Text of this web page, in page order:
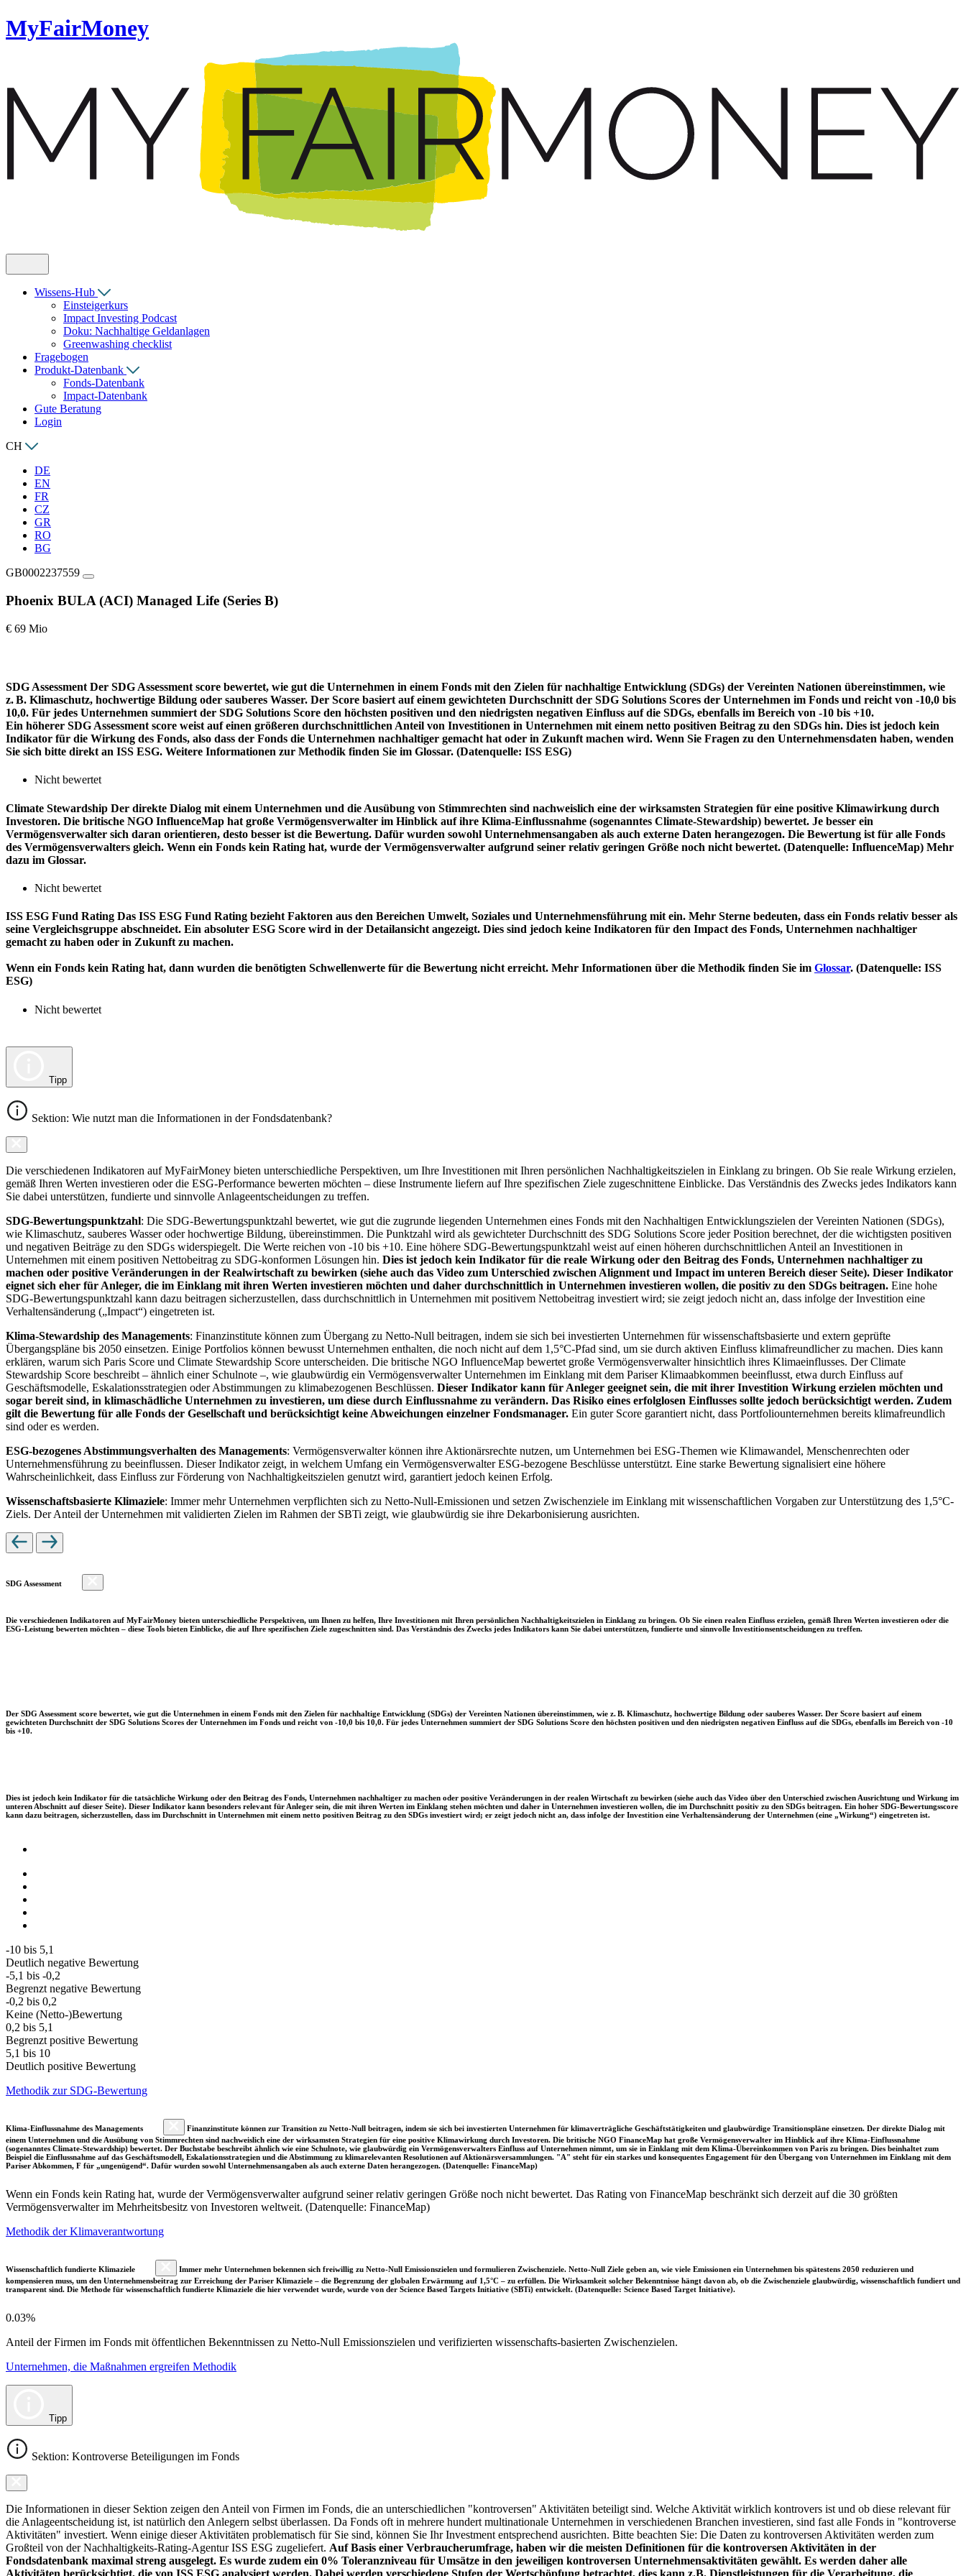
MyFairMoney
Wissens-Hub
Einsteigerkurs
Impact Investing Podcast
Doku: Nachhaltige Geldanlagen
Greenwashing checklist
Fragebogen
Produkt-Datenbank
Fonds-Datenbank
Impact-Datenbank
Gute Beratung
Login
CH
DE
EN
FR
CZ
GR
RO
BG
GB0002237559
Phoenix BULA (ACI) Managed Life (Series B)
€ 69 Mio
SDG Assessment Der SDG Assessment score bewertet, wie gut die Unternehmen in einem Fonds mit den Zielen für nachhaltige Entwicklung (SDGs) der Vereinten Nationen übereinstimmen, wie
z. B. Klimaschutz, hochwertige Bildung oder sauberes Wasser. Der Score basiert auf einem gewichteten Durchschnitt der SDG Solutions Scores der Unternehmen im Fonds und reicht von -10,0 bis
10,0. Für jedes Unternehmen summiert der SDG Solutions Score den höchsten positiven und den niedrigsten negativen Einfluss auf die SDGs, ebenfalls im Bereich von -10 bis +10.
Ein höherer SDG Assessment score weist auf einen größeren durchschnittlichen Anteil von Investitionen in Unternehmen mit einem netto positiven Beitrag zu den SDGs hin. Dies ist jedoch kein
Indikator für die Wirkung des Fonds, also dass der Fonds die Unternehmen nachhaltiger gemacht hat oder in Zukunft machen wird. Wenn Sie Fragen zu den Unternehmensdaten haben, wenden
Sie sich bitte direkt an ISS ESG. Weitere Informationen zur Methodik finden Sie im Glossar. (Datenquelle: ISS ESG)
Nicht bewertet
Climate Stewardship Der direkte Dialog mit einem Unternehmen und die Ausübung von Stimmrechten sind nachweislich eine der wirksamsten Strategien für eine positive Klimawirkung durch
Investoren. Die britische NGO InfluenceMap hat große Vermögensverwalter im Hinblick auf ihre Klima-Einflussnahme (sogenanntes Climate-Stewardship) bewertet. Je besser ein
Vermögensverwalter sich daran orientieren, desto besser ist die Bewertung. Dafür wurden sowohl Unternehmensangaben als auch externe Daten herangezogen. Die Bewertung ist für alle Fonds
des Vermögensverwalters gleich. Wenn ein Fonds kein Rating hat, wurde der Vermögensverwalter aufgrund seiner relativ geringen Größe noch nicht bewertet. (Datenquelle: InfluenceMap) Mehr
dazu im Glossar.
Nicht bewertet
ISS ESG Fund Rating Das ISS ESG Fund Rating bezieht Faktoren aus den Bereichen Umwelt, Soziales und Unternehmensführung mit ein. Mehr Sterne bedeuten, dass ein Fonds relativ besser als
seine Vergleichsgruppe abschneidet. Ein absoluter ESG Score wird in der Detailansicht angezeigt. Dies sind jedoch keine Indikatoren für den Impact des Fonds, Unternehmen nachhaltiger
gemacht zu haben oder in Zukunft zu machen.
Wenn ein Fonds kein Rating hat, dann wurden die benötigten Schwellenwerte für die Bewertung nicht erreicht. Mehr Informationen über die Methodik finden Sie im Glossar. (Datenquelle: ISS
ESG)
Nicht bewertet
Tipp
Sektion: Wie nutzt man die Informationen in der Fondsdatenbank?
Die verschiedenen Indikatoren auf MyFairMoney bieten unterschiedliche Perspektiven, um Ihre Investitionen mit Ihren persönlichen Nachhaltigkeitszielen in Einklang zu bringen. Ob Sie reale Wirkung erzielen,
gemäß Ihren Werten investieren oder die ESG-Performance bewerten möchten – diese Instrumente liefern auf Ihre spezifischen Ziele zugeschnittene Einblicke. Das Verständnis des Zwecks jedes Indikators kann
Sie dabei unterstützen, fundierte und sinnvolle Anlageentscheidungen zu treffen.
SDG-Bewertungspunktzahl: Die SDG-Bewertungspunktzahl bewertet, wie gut die zugrunde liegenden Unternehmen eines Fonds mit den Nachhaltigen Entwicklungszielen der Vereinten Nationen (SDGs),
wie Klimaschutz, sauberes Wasser oder hochwertige Bildung, übereinstimmen. Die Punktzahl wird als gewichteter Durchschnitt des SDG Solutions Score jeder Position berechnet, der die wichtigsten positiven
und negativen Beiträge zu den SDGs widerspiegelt. Die Werte reichen von -10 bis +10. Eine höhere SDG-Bewertungspunktzahl weist auf einen höheren durchschnittlichen Anteil an Investitionen in
Unternehmen mit einem positiven Nettobeitrag zu SDG-konformen Lösungen hin. Dies ist jedoch kein Indikator für die reale Wirkung oder den Beitrag des Fonds, Unternehmen nachhaltiger zu
machen oder positive Veränderungen in der Realwirtschaft zu bewirken (siehe auch das Video zum Unterschied zwischen Alignment und Impact im unteren Bereich dieser Seite). Dieser Indikator
eignet sich eher für Anleger, die im Einklang mit ihren Werten investieren möchten und daher durchschnittlich in Unternehmen investieren wollen, die positiv zu den SDGs beitragen. Eine hohe
SDG-Bewertungspunktzahl kann dazu beitragen sicherzustellen, dass durchschnittlich in Unternehmen mit positivem Nettobeitrag investiert wird; sie zeigt jedoch nicht an, dass infolge der Investition eine
Verhaltensänderung („Impact“) eingetreten ist.
Klima-Stewardship des Managements: Finanzinstitute können zum Übergang zu Netto-Null beitragen, indem sie sich bei investierten Unternehmen für wissenschaftsbasierte und extern geprüfte
Übergangspläne bis 2050 einsetzen. Einige Portfolios können bewusst Unternehmen enthalten, die noch nicht auf dem 1,5°C-Pfad sind, um sie durch aktiven Einfluss klimafreundlicher zu machen. Dies kann
erklären, warum sich Paris Score und Climate Stewardship Score unterscheiden. Die britische NGO InfluenceMap bewertet große Vermögensverwalter hinsichtlich ihres Klimaeinflusses. Der Climate
Stewardship Score beschreibt – ähnlich einer Schulnote –, wie glaubwürdig ein Vermögensverwalter Unternehmen im Einklang mit dem Pariser Klimaabkommen beeinflusst, etwa durch Einfluss auf
Geschäftsmodelle, Eskalationsstrategien oder Abstimmungen zu klimabezogenen Beschlüssen. Dieser Indikator kann für Anleger geeignet sein, die mit ihrer Investition Wirkung erzielen möchten und
sogar bereit sind, in klimaschädliche Unternehmen zu investieren, um diese durch Einflussnahme zu verändern. Das Risiko eines erfolglosen Einflusses sollte jedoch berücksichtigt werden. Zudem
gilt die Bewertung für alle Fonds der Gesellschaft und berücksichtigt keine Abweichungen einzelner Fondsmanager. Ein guter Score garantiert nicht, dass Portfoliounternehmen bereits klimafreundlich
sind oder es werden.
ESG-bezogenes Abstimmungsverhalten des Managements: Vermögensverwalter können ihre Aktionärsrechte nutzen, um Unternehmen bei ESG-Themen wie Klimawandel, Menschenrechten oder
Unternehmensführung zu beeinflussen. Dieser Indikator zeigt, in welchem Umfang ein Vermögensverwalter ESG-bezogene Beschlüsse unterstützt. Eine starke Bewertung signalisiert eine höhere
Wahrscheinlichkeit, dass Einfluss zur Förderung von Nachhaltigkeitszielen genutzt wird, garantiert jedoch keinen Erfolg.
Wissenschaftsbasierte Klimaziele: Immer mehr Unternehmen verpflichten sich zu Netto-Null-Emissionen und setzen Zwischenziele im Einklang mit wissenschaftlichen Vorgaben zur Unterstützung des 1,5°C-
Ziels. Der Anteil der Unternehmen mit validierten Zielen im Rahmen der SBTi zeigt, wie glaubwürdig sie ihre Dekarbonisierung ausrichten.
SDG Assessment
Die verschiedenen Indikatoren auf MyFairMoney bieten unterschiedliche Perspektiven, um Ihnen zu helfen, Ihre Investitionen mit Ihren persönlichen Nachhaltigkeitszielen in Einklang zu bringen. Ob Sie einen realen Einfluss erzielen, gemäß Ihren Werten investieren oder die
ESG-Leistung bewerten möchten – diese Tools bieten Einblicke, die auf Ihre spezifischen Ziele zugeschnitten sind. Das Verständnis des Zwecks jedes Indikators kann Sie dabei unterstützen, fundierte und sinnvolle Investitionsentscheidungen zu treffen.
Der SDG Assessment score bewertet, wie gut die Unternehmen in einem Fonds mit den Zielen für nachhaltige Entwicklung (SDGs) der Vereinten Nationen übereinstimmen, wie z. B. Klimaschutz, hochwertige Bildung oder sauberes Wasser. Der Score basiert auf einem
gewichteten Durchschnitt der SDG Solutions Scores der Unternehmen im Fonds und reicht von -10,0 bis 10,0. Für jedes Unternehmen summiert der SDG Solutions Score den höchsten positiven und den niedrigsten negativen Einfluss auf die SDGs, ebenfalls im Bereich von -10
bis +10.
Dies ist jedoch kein Indikator für die tatsächliche Wirkung oder den Beitrag des Fonds, Unternehmen nachhaltiger zu machen oder positive Veränderungen in der realen Wirtschaft zu bewirken (siehe auch das Video über den Unterschied zwischen Ausrichtung und Wirkung im
unteren Abschnitt auf dieser Seite). Dieser Indikator kann besonders relevant für Anleger sein, die mit ihren Werten im Einklang stehen möchten und daher in Unternehmen investieren wollen, die im Durchschnitt positiv zu den SDGs beitragen. Ein hoher SDG-Bewertungsscore
kann dazu beitragen, sicherzustellen, dass im Durchschnitt in Unternehmen mit einem netto positiven Beitrag zu den SDGs investiert wird; er zeigt jedoch nicht an, dass infolge der Investition eine Verhaltensänderung der Unternehmen (eine „Wirkung“) eingetreten ist.
-10 bis 5,1
Deutlich negative Bewertung
-5,1 bis -0,2
Begrenzt negative Bewertung
-0,2 bis 0,2
Keine (Netto-)Bewertung
0,2 bis 5,1
Begrenzt positive Bewertung
5,1 bis 10
Deutlich positive Bewertung
Methodik zur SDG-Bewertung
Klima-Einflussnahme des Managements
Finanzinstitute können zur Transition zu Netto-Null beitragen, indem sie sich bei investierten Unternehmen für klimaverträgliche Geschäftstätigkeiten und glaubwürdige Transitionspläne einsetzen. Der direkte Dialog mit
einem Unternehmen und die Ausübung von Stimmrechten sind nachweislich eine der wirksamsten Strategien für eine positive Klimawirkung durch Investoren. Die britische NGO FinanceMap hat große Vermögensverwalter im Hinblick auf ihre Klima-Einflussnahme
(sogenanntes Climate-Stewardship) bewertet. Der Buchstabe beschreibt ähnlich wie eine Schulnote, wie glaubwürdig ein Vermögensverwalters Einfluss auf Unternehmen nimmt, um sie in Einklang mit dem Klima-Übereinkommen von Paris zu bringen. Dies beinhaltet zum
Beispiel die Einflussnahme auf das Geschäftsmodell, Eskalationsstrategien und die Abstimmung zu klimarelevanten Resolutionen auf Aktionärsversammlungen. "A" steht für ein starkes und konsequentes Engagement für den Übergang von Unternehmen im Einklang mit dem
Pariser Abkommen, F für „ungenügend“. Dafür wurden sowohl Unternehmensangaben als auch externe Daten herangezogen. (Datenquelle: FinanceMap)
Wenn ein Fonds kein Rating hat, wurde der Vermögensverwalter aufgrund seiner relativ geringen Größe noch nicht bewertet. Das Rating von FinanceMap beschränkt sich derzeit auf die 30 größten
Vermögensverwalter im Mehrheitsbesitz von Investoren weltweit. (Datenquelle: FinanceMap)
Methodik der Klimaverantwortung
Wissenschaftlich fundierte Klimaziele
Immer mehr Unternehmen bekennen sich freiwillig zu Netto-Null Emissionszielen und formulieren Zwischenziele. Netto-Null Ziele geben an, wie viele Emissionen ein Unternehmen bis spätestens 2050 reduzieren und
kompensieren muss, um den Unternehmensbeitrag zur Erreichung der Pariser Klimaziele – die Begrenzung der globalen Erwärmung auf 1,5°C – zu erfüllen. Die Wirksamkeit solcher Bekenntnisse hängt davon ab, ob die Zwischenziele glaubwürdig, wissenschaftlich fundiert und
transparent sind. Die Methode für wissenschaftlich fundierte Klimaziele die hier verwendet wurde, wurde von der Science Based Targets Initiative (SBTi) entwickelt. (Datenquelle: Science Based Target Initiative).
0.03%
Anteil der Firmen im Fonds mit öffentlichen Bekenntnissen zu Netto-Null Emissionszielen und verifizierten wissenschafts-basierten Zwischenzielen.
Unternehmen, die Maßnahmen ergreifen Methodik
Tipp
Sektion: Kontroverse Beteiligungen im Fonds
Die Informationen in dieser Sektion zeigen den Anteil von Firmen im Fonds, die an unterschiedlichen "kontroversen" Aktivitäten beteiligt sind. Welche Aktivität wirklich kontrovers ist und ob diese relevant für
die Anlageentscheidung ist, ist natürlich den Anlegern selbst überlassen. Da Fonds oft in mehrere hundert multinationale Unternehmen in verschiedenen Branchen investieren, sind fast alle Fonds in "kontroverse
Aktivitäten" investiert. Wenn einige dieser Aktivitäten problematisch für Sie sind, können Sie Ihr Investment entsprechend ausrichten. Bitte beachten Sie: Die Daten zu kontroversen Aktivitäten werden zum
Großteil von der Nachhaltigkeits-Rating-Agentur ISS ESG zugeliefert. Auf Basis einer Verbraucherumfrage, haben wir die meisten Definitionen für die kontroversen Aktivitäten in der
Fondsdatenbank maximal streng ausgelegt. Es wurde zudem ein 0% Toleranzniveau für Umsätze in den jeweiligen kontroversen Unternehmensaktivitäten gewählt. Es werden daher alle
Aktivitäten berücksichtigt, die von ISS ESG analysiert werden. Dabei werden verschiedene Stufen der Wertschöpfung betrachtet, dies kann z.B. Dienstleistungen für die Verarbeitung, die